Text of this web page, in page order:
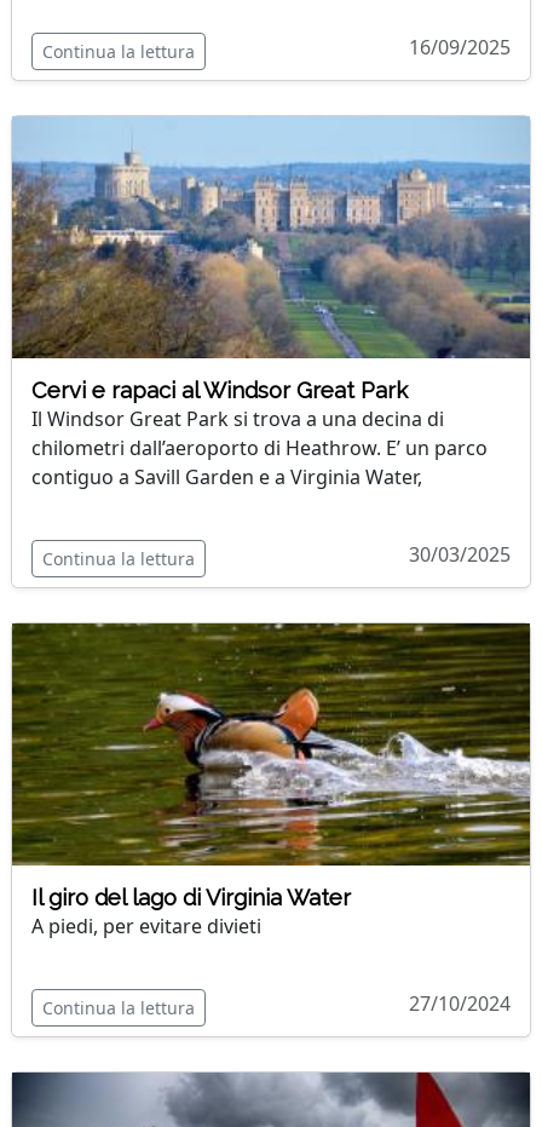
Continua la lettura 16/09/2025
Cervi e rapaci al Windsor Great Park
Il Windsor Great Park si trova a una decina di
chilometri dall’aeroporto di Heathrow. E’ un parco
contiguo a Savill Garden e a Virginia Water,
Continua la lettura 30/03/2025
Il giro del lago di Virginia Water
A piedi, per evitare divieti
Continua la lettura 27/10/2024